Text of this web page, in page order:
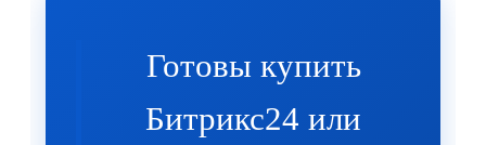
Готовы купить
Битрикс24 или